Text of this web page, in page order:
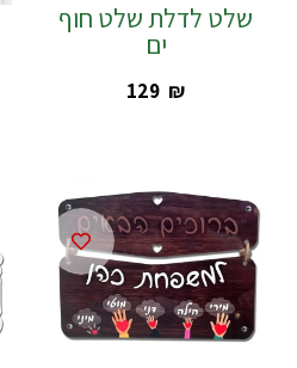
שלט לדלת שלט חוף
ים
‎129 ₪